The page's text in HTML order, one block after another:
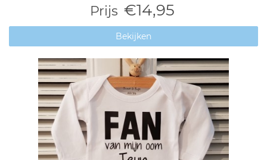
Prijs €14,95
Bekijken